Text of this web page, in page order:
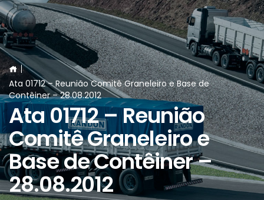
Ata 01712 – Reunião Comitê Graneleiro e Base de
Contêiner – 28.08.2012
Ata 01712 – Reunião
Comitê Graneleiro e
Base de Contêiner –
28.08.2012